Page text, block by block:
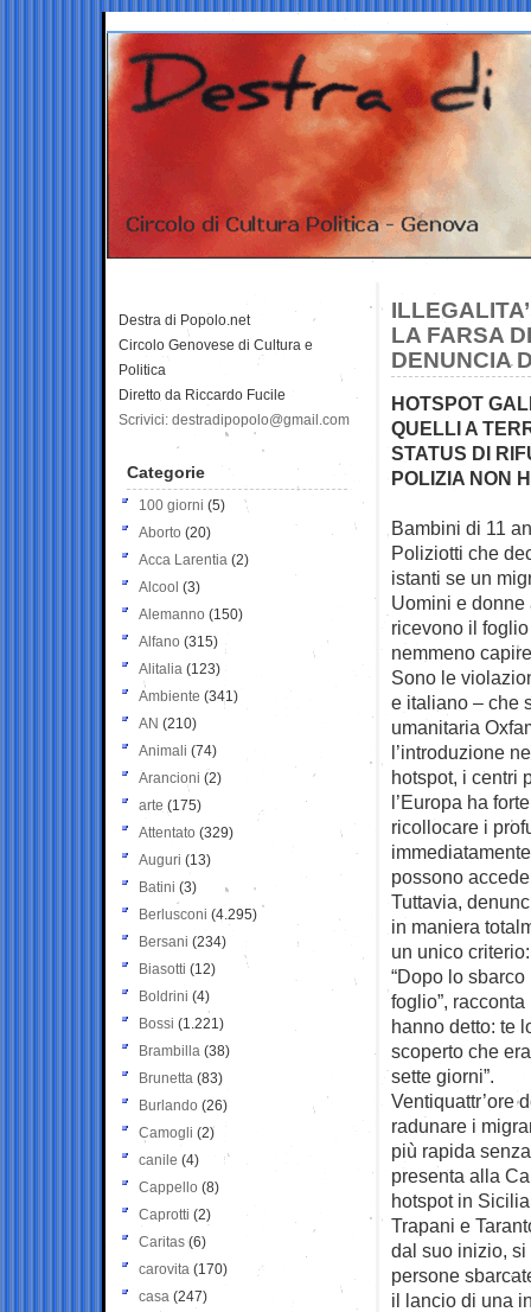
LA FARSA
DENUNCIA
HOTSPOT
QUELLI A
STATUS DI
POLIZIA NON
Bambini di 11
Poliziotti che
istanti se un
Uomini e
ricevono il
nemmeno
Sono le
e italiano – che
umanitaria
l’introduzione
hotspot, i centri
l’Europa ha
ricollocare i
possono
Tuttavia,
in maniera
un unico
“Dopo lo
foglio”,
hanno detto: te
scoperto che
sette giorni”.
Ventiquattr’ore
radunare i
più rapida
presenta alla
hotspot in
Trapani e
dal suo inizio,
persone
il lancio di una
Destra di Popolo.net
Circolo Genovese di Cultura e
Politica
Diretto da Riccardo Fucile
Scrivici: destradipopolo@gmail.com
Categorie
100 giorni (5)
Aborto (20)
Acca Larentia (2)
Alcool (3)
Alemanno (150)
Alfano (315)
Alitalia (123)
Ambiente (341)
AN (210)
Animali (74)
Arancioni (2)
arte (175)
Attentato (329)
Auguri (13)
Batini (3)
Berlusconi (4.295)
Bersani (234)
Biasotti (12)
Boldrini (4)
Bossi (1.221)
Brambilla (38)
Brunetta (83)
Burlando (26)
Camogli (2)
canile (4)
Cappello (8)
Caprotti (2)
Caritas (6)
carovita (170)
casa (247)